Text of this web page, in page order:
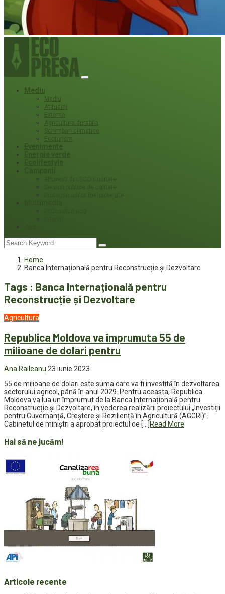
Mediu
Mediu
Atitudini
Externe
Agricultura durabila
Schimbari climatice
Ecoturism
Home
Banca Internațională pentru Reconstrucție și Dezvoltare
Tags : Banca Internațională pentru
Reconstrucție și Dezvoltare
Agricultura
Republica Moldova va împrumuta 55 de
milioane de dolari pentru
Ana Raileanu 23 iunie 2023
55 de milioane de dolari este suma care va fi investită în dezvoltarea
sectorului agricol, până în anul 2029. Pentru aceasta, Republica
Moldova va lua un împrumut de la Banca Internațională pentru
Reconstrucție și Dezvoltare, în vederea realizării proiectului „Investiții
pentru Guvernanță, Creștere și Reziliență în Agricultură (AGGRI)”.
Cabinetul de miniștri a aprobat proiectul de […] Read More
Hai să ne jucăm!
Articole recente